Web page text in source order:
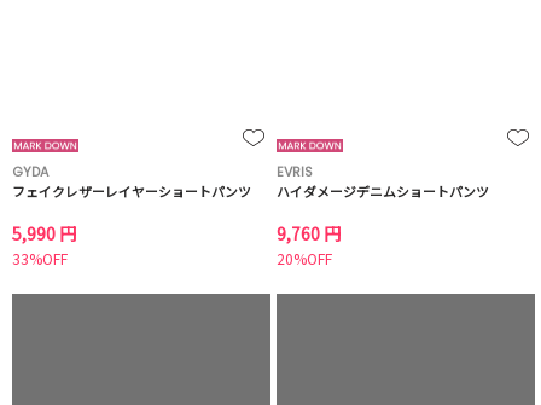
GYDA
フェイクレザーレイヤーショートパンツ
5,990 円
33%OFF
EVRIS
ハイダメージデニムショートパンツ
9,760 円
20%OFF